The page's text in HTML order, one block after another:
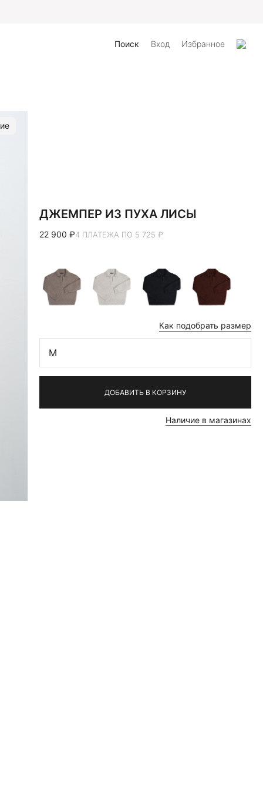
Поиск Вход Избранное
ДЖЕМПЕР ИЗ ПУХА ЛИСЫ
22 900 ₽4 ПЛАТЕЖА ПО 5 725 ₽
Как подобрать размер
M
ДОБАВИТЬ В КОРЗИНУ
Наличие в магазинах